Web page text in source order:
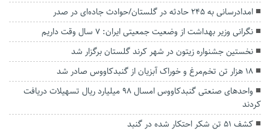
امدادرسانی به ۲۴۵ حادثه در گلستان/حوادث جاده‌ای در صدر
نگرانی وزیر بهداشت از وضعیت جمعیتی ایران: ۷ سال وقت داریم
نخستین جشنواره زیتون در شهر کرند گلستان برگزار شد
۱۸ هزار تن تخم‌مرغ و خوراک آبزیان از گنبدکاووس صادر شد
واحدهای صنعتی گنبدکاووس امسال ۹۸ میلیارد ریال تسهیلات دریافت
کردند
کشف ۵۱ تن شکر احتکار شده در گنبد